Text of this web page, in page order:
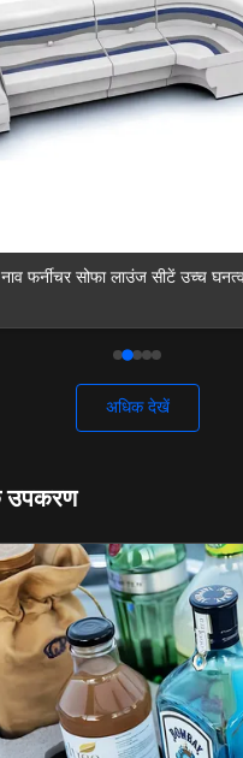
कक्षों के साथ कस्टम पोंटून नाव
अधिक देखें
उपकरण